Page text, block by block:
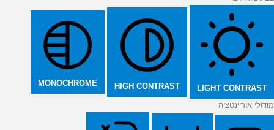
LIGHT CONTRAST
HIGH CONTRAST
MONOCHROME
מודולי אוריינטציה